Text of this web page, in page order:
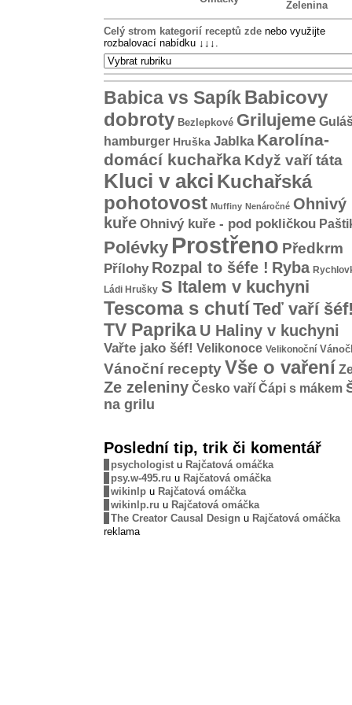
Zelenina
Celý strom kategorií receptů zde nebo využijte
rozbalovací nabídku ↓↓↓
Babica vs Sapík Babicovy
dobroty Bezlepkové Grilujeme
hamburger Hruška Jablka Karolína-
domácí kuchařka Když vaří táta
Kluci v akci Kuchařská
pohotovost Muffiny Nenáročné Ohnivý
kuře Ohnivý kuře - pod pokličkou
Polévky Prostřeno Předkrm
Přílohy Rozpal to šéfe ! Ryba
Ládi Hrušky S Italem v kuchyni
Tescoma s chutíTeď vaří šéf!
TV Paprika U Haliny v kuchyni
Vařte jako šéf! Velikonoce Velikonoční
Vánoční receptyVše o vaření
Ze zeleniny Česko vaří Čápi s mákem
na grilu
Poslední tip, trik či komentář
psychologist u Rajčatová omáčka
psy.w-495.ru u Rajčatová omáčka
wikinlp u Rajčatová omáčka
wikinlp.ru u Rajčatová omáčka
The Creator Causal Design u Rajčatová omáčka
reklama